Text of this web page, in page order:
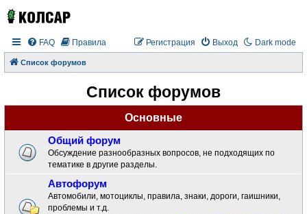
Dark mode
FAQ Правила Выход
Регистрация
Список форумов
Список форумов
Основные
Общий форум
Обсуждение разнообразных вопросов, не подходящих по
тематике в другие разделы.
Автофорум
Автомобили, мотоциклы, правила, знаки, дороги, гаишники,
проблемы и т.д.